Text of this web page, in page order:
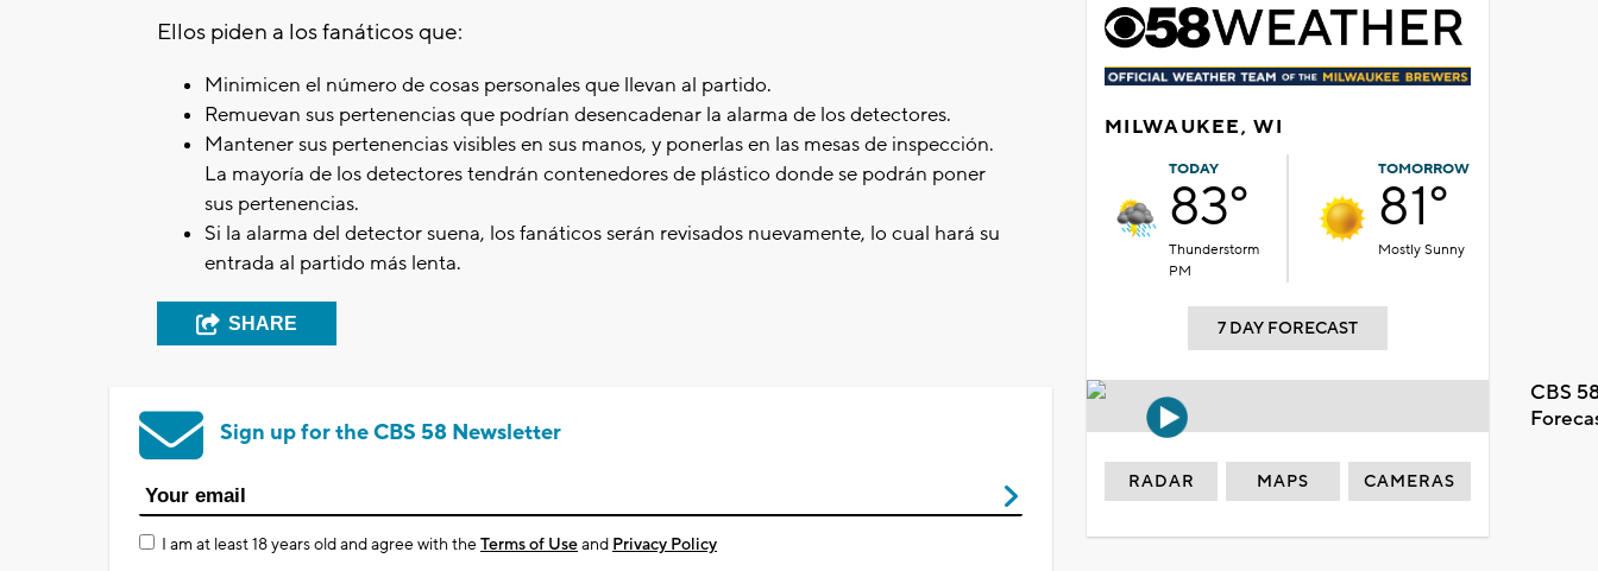
Ellos piden a los fanáticos que:
Minimicen el número de cosas personales que llevan al partido.
Remuevan sus pertenencias que podrían desencadenar la alarma de los detectores.
Mantener sus pertenencias visibles en sus manos, y ponerlas en las mesas de inspección.
La mayoría de los detectores tendrán contenedores de plástico donde se podrán poner
sus pertenencias.
Si la alarma del detector suena, los fanáticos serán revisados nuevamente, lo cual hará su
entrada al partido más lenta.
SHARE
Sign up for the CBS 58 Newsletter
I am at least 18 years old and agree with theTerms of Useand Privacy Policy
MILWAUKEE, WI
TODAY
83°
Thunderstorm
PM
TOMORROW
81°
Mostly Sunny
7 DAY FORECAST
CBS
RADAR MAPS CAMERAS